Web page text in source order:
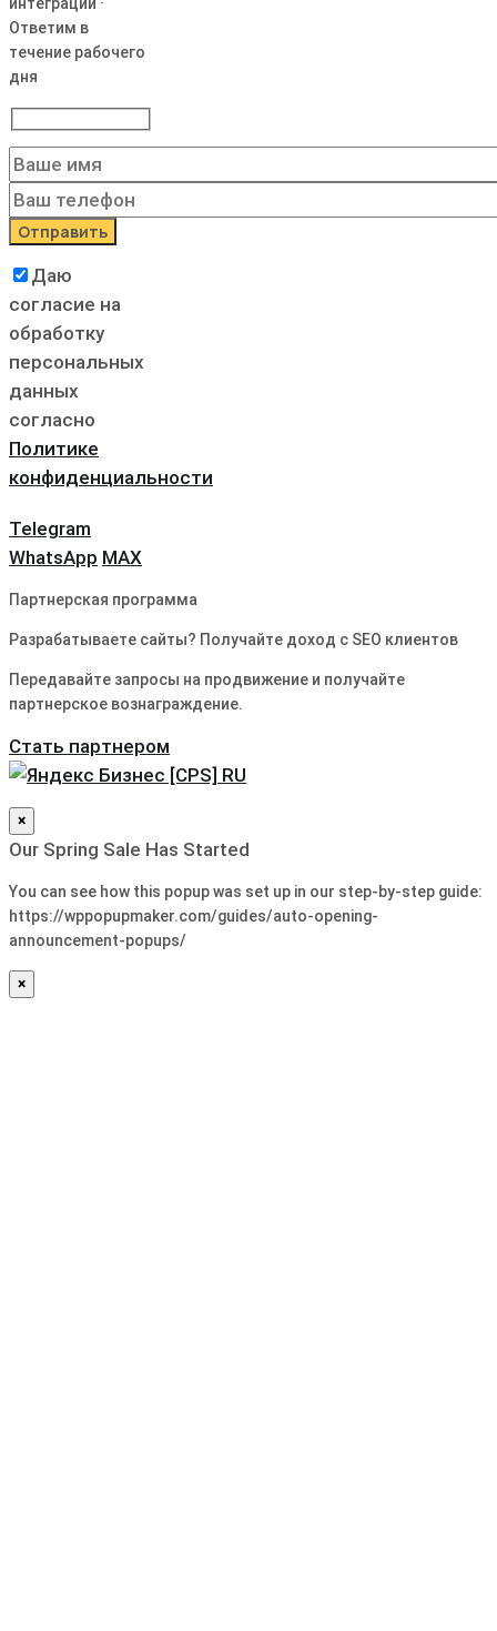
интеграции ·
Ответим в
течение рабочего
дня
Даю
согласие на
обработку
персональных
данных
согласно
Политике
конфиденциальности
Telegram
WhatsApp MAX
Партнерская программа
Разрабатываете сайты? Получайте доход с SEO клиентов
Передавайте запросы на продвижение и получайте
партнерское вознаграждение.
Стать партнером
×
Our Spring Sale Has Started
You can see how this popup was set up in our step-by-step guide:
https://wppopupmaker.com/guides/auto-opening-
announcement-popups/
×